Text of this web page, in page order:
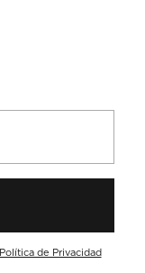
Política de Privacidad